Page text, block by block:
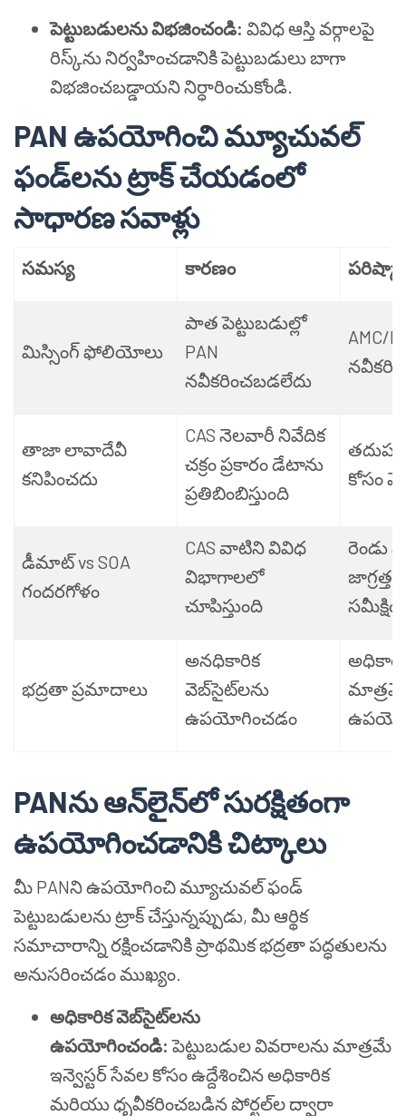
పెట్టుబడులను విభజించండి: వివిధ ఆస్తి వర్గాలపై
రిస్క్‌ను నిర్వహించడానికి పెట్టుబడులు బాగా
విభజించబడ్డాయని నిర్ధారించుకోండి.
PAN ఉపయోగించి మ్యూచువల్
ఫండ్‌లను ట్రాక్ చేయడంలో
సాధారణ సవాళ్లు
సమస్య కారణం
మిస్సింగ్ ఫోలియోలు
పాత పెట్టుబడుల్లో
PAN
నవీకరించబడలేదు
AMC/
తాజా లావాదేవీ
కనిపించదు
CAS నెలవారీ నివేదిక
చక్రం ప్రకారం డేటాను
ప్రతిబింబిస్తుంది
తదుపరి
కోసం
డీమాట్ vs SOA
గందరగోళం
CAS వాటిని వివిధ
విభాగాలలో
చూపిస్తుంది
రెండు
భద్రతా ప్రమాదాలు
అనధికారిక
వెబ్‌సైట్‌లను
ఉపయోగించడం
మాత్రమే
PANను ఆన్‌లైన్‌లో సురక్షితంగా
ఉపయోగించడానికి చిట్కాలు
మీ PANని ఉపయోగించి మ్యూచువల్ ఫండ్
పెట్టుబడులను ట్రాక్ చేస్తున్నప్పుడు, మీ ఆర్థిక
సమాచారాన్ని రక్షించడానికి ప్రాథమిక భద్రతా పద్ధతులను
అనుసరించడం ముఖ్యం.
అధికారిక వెబ్‌సైట్‌లను
ఉపయోగించండి: పెట్టుబడుల వివరాలను మాత్రమే
ఇన్వెస్టర్ సేవల కోసం ఉద్దేశించిన అధికారిక
మరియు ధృవీకరించబడిన పోర్టల్‌ల ద్వారా